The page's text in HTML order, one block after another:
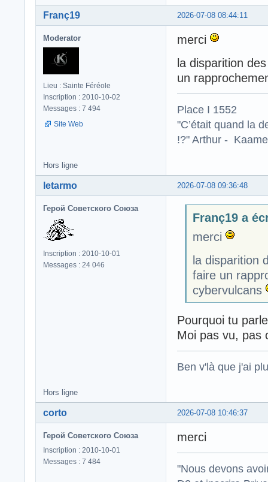
2026-07-08 08:44:11
Franç19
Moderator
Lieu : Sainte Féréole
Inscription : 2010-10-02
Messages : 7 494
Site Web
merci
la disparition
un
Place I 1552
"C’était quand la
!?" Arthur -
Hors ligne
2026-07-08 09:36:48
letarmo
Герой Советского Союза
Inscription : 2010-10-01
Messages : 24 046
Franç19 a
merci
la disparition
faire un
cybervulcans
Pourquoi tu
Moi pas vu, pas
Ben v'là que j'ai
Hors ligne
2026-07-08 10:46:37
corto
Герой Советского Союза
Inscription : 2010-10-01
Messages : 7 484
merci
"Nous devons